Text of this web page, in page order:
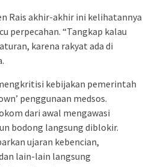
Rais akhir-akhir ini kelihatannya
perpecahan. “Tangkap kalau
karena rakyat ada di
kebijakan pemerintah
penggunaan medsos.
dari awal mengawasi
bodong langsung diblokir.
ujaran kebencian,
lain-lain langsung